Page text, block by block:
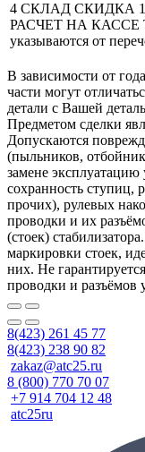
4 СКЛАД СКИДКА
РАСЧЕТ НА
указываются от
В зависимости от
части могут
детали с Вашей
Предметом сделки
Допускаются
(пыльников,
замене эксплуатацию
сохранность ступиц,
прочих), рулевых
проводки и их
(стоек)
маркировки стоек,
них. Не
проводки и разъёмов
8(423) 261 45 77
8(423) 238 90 82
zakaz@atc25.ru
8 (800) 770 70 07
+7 914 704 12 48
atc25ru